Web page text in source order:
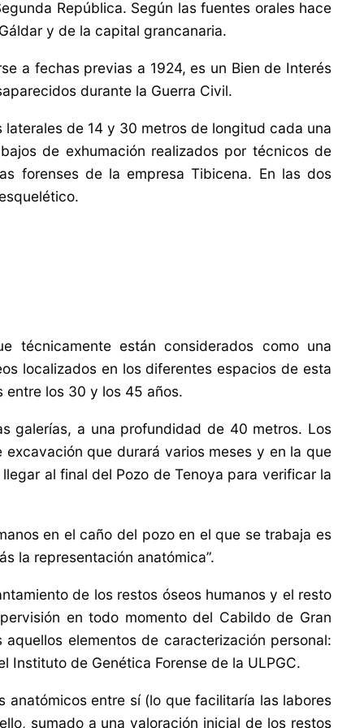
República. Según las fuentes orales hace
y de la capital grancanaria.
a fechas previas a 1924, es un Bien de Interés
durante la Guerra Civil.
de 14 y 30 metros de longitud cada una
de exhumación realizados por técnicos de
forenses de la empresa Tibicena. En las dos
técnicamente están considerados como una
localizados en los diferentes espacios de esta
entre los 30 y los 45 años.
galerías, a una profundidad de 40 metros. Los
que durará varios meses y en la que
al final del Pozo de Tenoya para verificar la
en el caño del pozo en el que se trabaja es
la representación anatómica”.
de los restos óseos humanos y el resto
en todo momento del Cabildo de Gran
elementos de caracterización personal:
de Genética Forense de la ULPGC.
anatómicos entre sí (lo que facilitaría las labores
sumado a una valoración inicial de los restos